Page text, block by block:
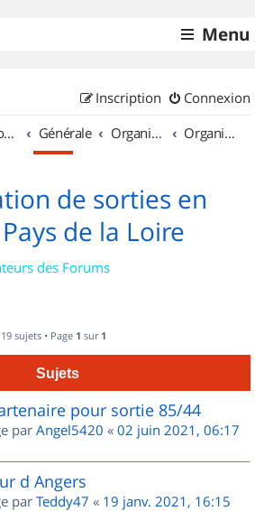
Menu
Connexion
Inscription
Accueil forum Générale Organisation de sorties & Recherche de partenaires Organisation de sorties en région Pays de la Loire
de sorties en
de la Loire
des Forums
19 sujets • Page 1 sur 1
Sujets
pour sortie 85/44
par Angel5420 « 02 juin 2021, 06:17
d Angers
par Teddy47 « 19 janv. 2021, 16:15